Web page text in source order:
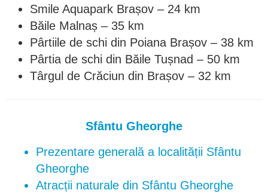
Smile Aquapark Brașov – 24 km
Băile Malnaș – 35 km
Pârtiile de schi din Poiana Brașov – 38 km
Pârtia de schi din Băile Tușnad – 50 km
Târgul de Crăciun din Brașov – 32 km
Sfântu Gheorghe
Prezentare generală a localității Sfântu
Gheorghe
Atracții naturale din Sfântu Gheorghe